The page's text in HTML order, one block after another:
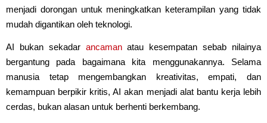
menjadi dorongan untuk meningkatkan keterampilan yang tidak
mudah digantikan oleh teknologi.
AI bukan sekadar ancamanatau kesempatan sebab nilainya
bergantung pada bagaimana kita menggunakannya. Selama
manusia tetap mengembangkan kreativitas, empati, dan
kemampuan berpikir kritis, AI akan menjadi alat bantu kerja lebih
cerdas, bukan alasan untuk berhenti berkembang.